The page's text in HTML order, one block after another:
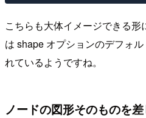
こちらも大体イメージできる
は shape オプションのデフォル
れているようですね。
ノードの図形そのものを